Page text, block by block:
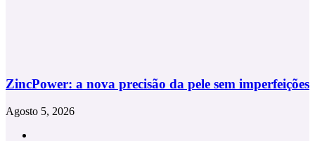
ZincPower: a nova precisão da pele sem imperfeições
Agosto 5, 2026